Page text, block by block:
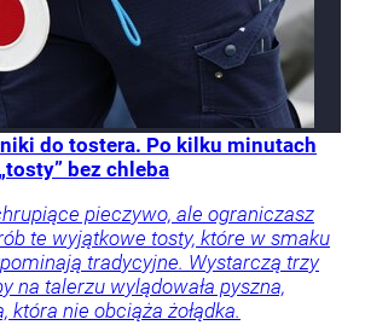
do tostera. Po kilku minutach
bez chleba
pieczywo, ale ograniczasz
te wyjątkowe tosty, które w smaku
tradycyjne. Wystarczą trzy
na talerzu wylądowała pyszna,
która nie obciąża żołądka.